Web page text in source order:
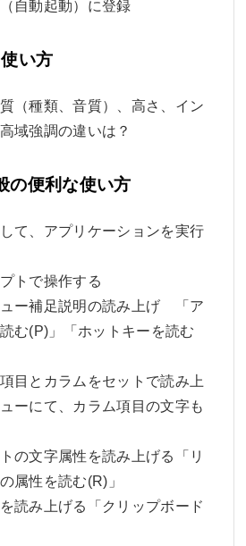
自動起動）に登録
い方
（種類、音質）、高さ、イン
域強調の違いは？
の便利な使い方
て、アプリケーションを実行
トで操作する
ュー補足説明の読み上げ 「ア
む(P)」「ホットキーを読む
目とカラムをセットで読み上
ーにて、カラム項目の文字も
の文字属性を読み上げる「リ
属性を読む(R)」
読み上げる「クリップボード